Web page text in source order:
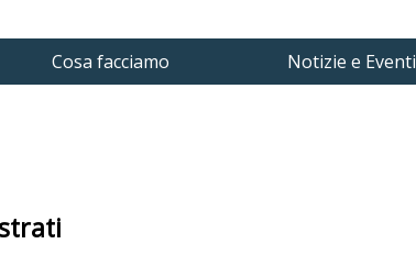
Cosa facciamo Notizie e Eventi